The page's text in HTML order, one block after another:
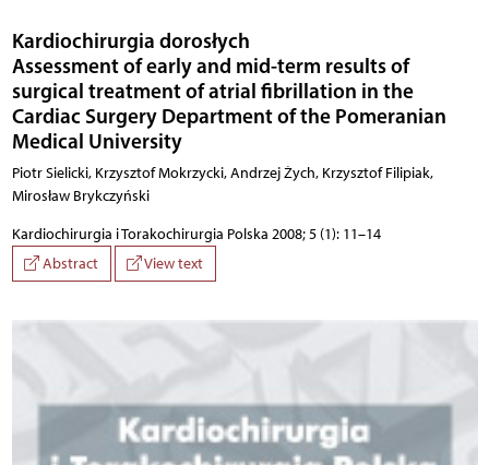
Kardiochirurgia dorosłych
Assessment of early and mid-term results of
surgical treatment of atrial fibrillation in the
Cardiac Surgery Department of the Pomeranian
Medical University
Piotr Sielicki, Krzysztof Mokrzycki, Andrzej Żych, Krzysztof Filipiak,
Mirosław Brykczyński
Kardiochirurgia i Torakochirurgia Polska 2008; 5 (1): 11–14
Abstract
View text